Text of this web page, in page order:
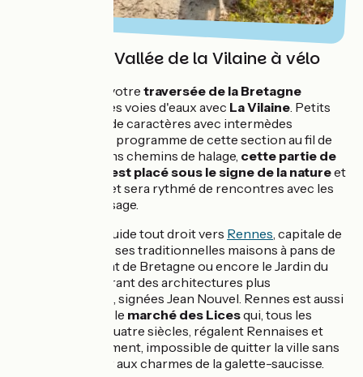
Rennes et la Vallée de la Vilaine à vélo
Vous continuez votre traversée de la Bretagne
par ses voies d'eaux avec La Vilaine. Petits
ports et villages de caractères avec intermèdes
éclusiers sont au programme de cette section au fil de
l'eau. Sur d'anciens chemins de halage, cette partie de
l'itinéraire vélo est placé sous le signe de la natureet
de la tranquillité et sera rythmé de rencontres avec les
péniches de passage.
Ce fil bleu vous guide tout droit vers Rennes, capitale de
la Bretagne, avec ses traditionnelles maisons à pans de
bois, le Parlement de Bretagne ou encore le Jardin du
Thabor rencontrant des architectures plus
contemporaines, signées Jean Nouvel. Rennes est aussi
gourmande avec le marché des Licesqui, tous les
samedis depuis quatre siècles, régalent Rennaises et
Rennais. Évidemment, impossible de quitter la ville sans
avoir succomber aux charmes de la galette-saucisse.